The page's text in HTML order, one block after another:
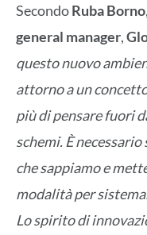
SecondoRuba Borno,
general manager,
questo nuovo
attorno a un
più di pensare fuori
schemi. È
che sappiamo e
modalità per
Lo spirito di